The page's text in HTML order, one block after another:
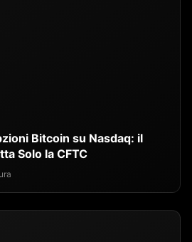
Bitcoin su Nasdaq: il
Solo la CFTC